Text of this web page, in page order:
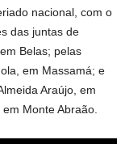
nacional, com o
das juntas de
Belas; pelas
em Massamá; e
Araújo, em
Monte Abraão.